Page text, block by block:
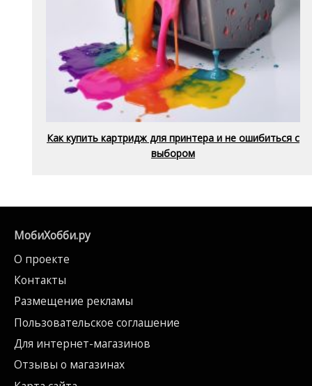
Как купить картридж для принтера и не ошибиться с
выбором
МобиХобби.ру
О проекте
Контакты
Размещение рекламы
Пользовательское соглашение
Для интернет-магазинов
Отзывы о магазинах